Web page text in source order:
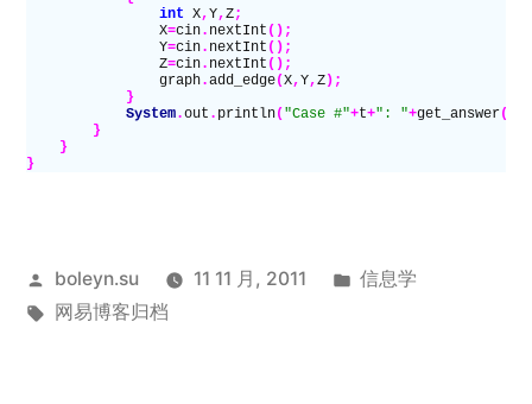
                int
X,Y,Z;
                X
=cin. nextInt ();
                Y
=cin. nextInt ();
                Z
=cin. nextInt ();
                graph
.add_edge(X,Y,Z);
            }
            System
.out . println( "Case #"+t+": "+get_answer());
        }
    }
}
发
布
boleyn.su 11 11 月, 2011
发
信息学
标
网易博客归档